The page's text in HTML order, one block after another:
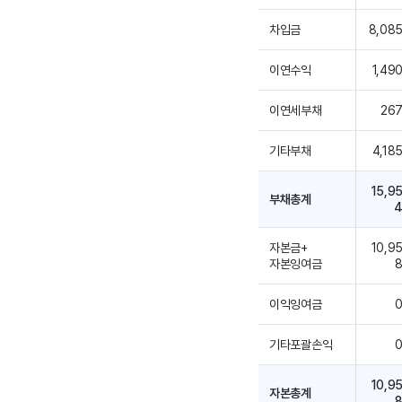
차입금 8,085
이연수익 1,490
이연세부채 267
기타부채 4,185
부채총계
15,95
4
자본금+
자본잉여금
10,95
8
이익잉여금 0
기타포괄손익 0
자본총계
10,95